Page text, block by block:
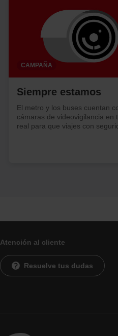
CAMPAÑA
Siempre estamos
El metro y los buses cuentan
cámaras de videovigilancia en
real para que viajes con
Atención al cliente
Resuelve tus dudas